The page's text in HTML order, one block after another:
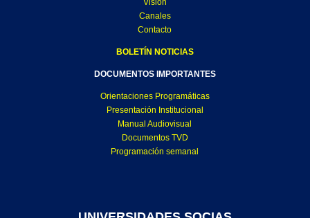
Visión
Canales
Contacto
BOLETÍN NOTICIAS
DOCUMENTOS IMPORTANTES
Orientaciones Programáticas
Presentación Institucional
Manual Audiovisual
Documentos TVD
Programación semanal